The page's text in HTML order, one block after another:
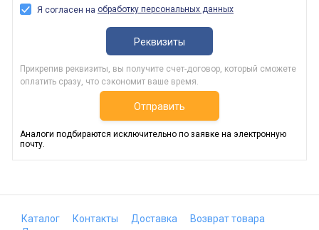
Я согласен на обработку персональных данных
Реквизиты
Прикрепив реквизиты, вы получите счет-договор, который сможете
оплатить сразу, что сэкономит ваше время.
Отправить
Аналоги подбираются исключительно по заявке на электронную
почту.
Каталог Контакты Доставка
Возврат товара